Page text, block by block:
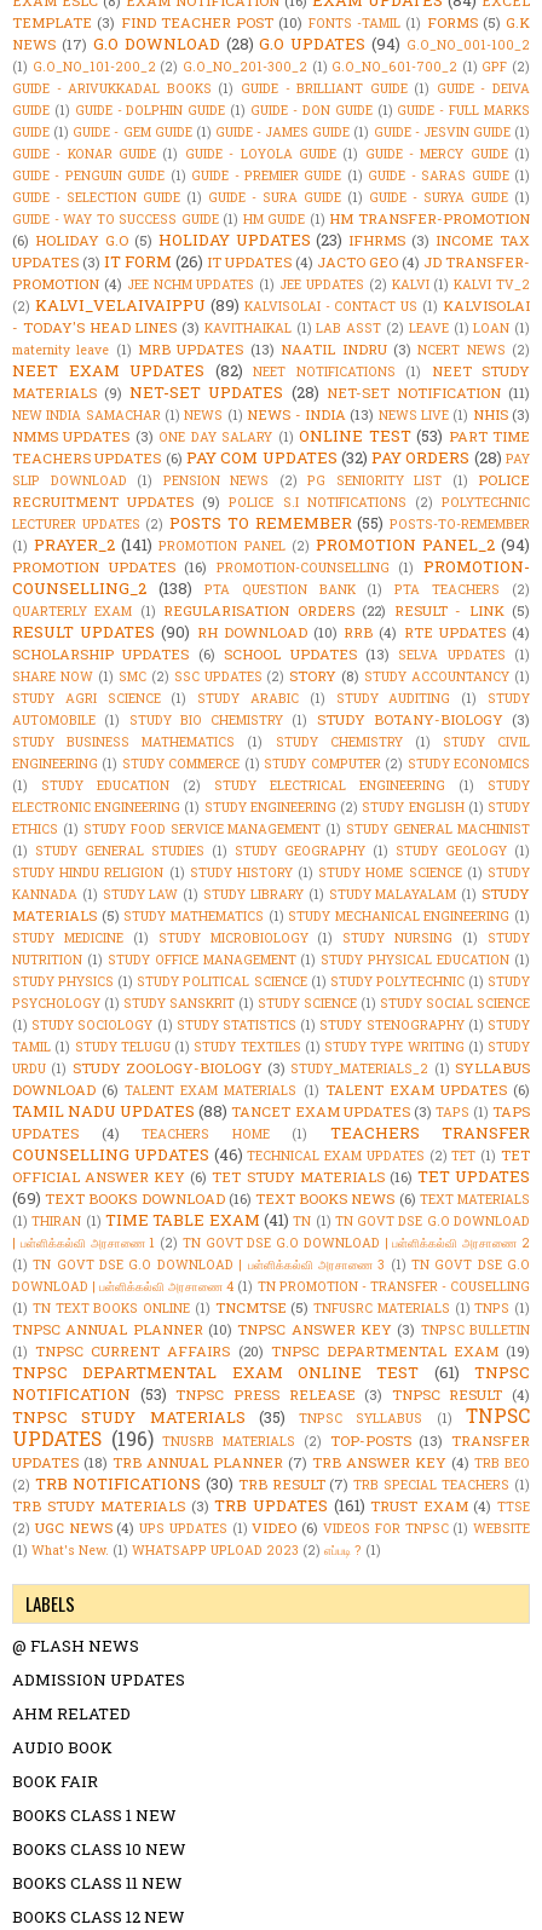
TEMPLATE (3) FIND TEACHER POST (10) FONTS -TAMIL (1) FORMS (5) G.K
NEWS (17) G.O DOWNLOAD (28) G.O UPDATES (94) G.O_NO_001-100_2
(1) G.O_NO_101-200_2 (2) G.O_NO_201-300_2 (1) G.O_NO_601-700_2 (1) GPF (2)
GUIDE - ARIVUKKADAL BOOKS (1) GUIDE - BRILLIANT GUIDE (1) GUIDE - DEIVA
GUIDE (1) GUIDE - DOLPHIN GUIDE (1) GUIDE - DON GUIDE (1) GUIDE - FULL MARKS
GUIDE (1) GUIDE - GEM GUIDE (1) GUIDE - JAMES GUIDE (1) GUIDE - JESVIN GUIDE (1)
GUIDE - KONAR GUIDE (1) GUIDE - LOYOLA GUIDE (1) GUIDE - MERCY GUIDE (1)
GUIDE - PENGUIN GUIDE (1) GUIDE - PREMIER GUIDE (1) GUIDE - SARAS GUIDE (1)
GUIDE - SELECTION GUIDE (1) GUIDE - SURA GUIDE (1) GUIDE - SURYA GUIDE (1)
GUIDE - WAY TO SUCCESS GUIDE (1) HM GUIDE (1) HM TRANSFER-PROMOTION
(6) HOLIDAY G.O (5) HOLIDAY UPDATES (23) IFHRMS (3) INCOME TAX
UPDATES (3) IT FORM (26) IT UPDATES (4) JACTO GEO (4) JD TRANSFER-
PROMOTION (4) JEE NCHM UPDATES (1) JEE UPDATES (2) KALVI (1) KALVI TV_2
(2) KALVI_VELAIVAIPPU (89) KALVISOLAI - CONTACT US (1) KALVISOLAI
- TODAY'S HEAD LINES (3) KAVITHAIKAL (1) LAB ASST (2) LEAVE (1) LOAN (1)
maternity leave (1) MRB UPDATES (13) NAATIL INDRU (3) NCERT NEWS (2)
NEET EXAM UPDATES (82) NEET NOTIFICATIONS (1)
NEET STUDY
MATERIALS (9) NET-SET UPDATES (28) NET-SET NOTIFICATION (11)
NEW INDIA SAMACHAR (1) NEWS (1) NEWS - INDIA (13) NEWS LIVE (1) NHIS (3)
NMMS UPDATES (3) ONE DAY SALARY (1) ONLINE TEST (53) PART TIME
TEACHERS UPDATES (6) PAY COM UPDATES (32) PAY ORDERS (28) PAY
SLIP DOWNLOAD
(1) PENSION NEWS (2) PG SENIORITY LIST (1)
POLICE
RECRUITMENT UPDATES (9) POLICE S.I NOTIFICATIONS (2) POLYTECHNIC
LECTURER UPDATES (2) POSTS TO REMEMBER (55) POSTS-TO-REMEMBER
(1) PRAYER_2 (141) PROMOTION PANEL (2) PROMOTION PANEL_2 (94)
PROMOTION UPDATES (16) PROMOTION-COUNSELLING (1)
PROMOTION-
COUNSELLING_2 (138) PTA QUESTION BANK (1) PTA TEACHERS
(2)
QUARTERLY EXAM (1) REGULARISATION ORDERS (22) RESULT - LINK (5)
RESULT UPDATES (90) RH DOWNLOAD (10) RRB (4) RTE UPDATES (4)
SCHOLARSHIP UPDATES (6) SCHOOL UPDATES (13) SELVA UPDATES
(1)
SHARE NOW (1) SMC (2) SSC UPDATES (2) STORY (8) STUDY ACCOUNTANCY (1)
STUDY AGRI SCIENCE
(1) STUDY ARABIC (1) STUDY AUDITING (1)
STUDY
AUTOMOBILE (1) STUDY BIO CHEMISTRY (1) STUDY BOTANY-BIOLOGY (3)
STUDY BUSINESS MATHEMATICS (1) STUDY CHEMISTRY (1)
STUDY CIVIL
ENGINEERING (1) STUDY COMMERCE (1) STUDY COMPUTER (2) STUDY ECONOMICS
(1)
STUDY EDUCATION (2) STUDY ELECTRICAL ENGINEERING (1)
STUDY
ELECTRONIC ENGINEERING (1) STUDY ENGINEERING (2) STUDY ENGLISH (1) STUDY
ETHICS (1) STUDY FOOD SERVICE MANAGEMENT (1) STUDY GENERAL MACHINIST
(1) STUDY GENERAL STUDIES (1) STUDY GEOGRAPHY (1) STUDY GEOLOGY (1)
STUDY HINDU RELIGION (1) STUDY HISTORY (1) STUDY HOME SCIENCE (1) STUDY
KANNADA (1) STUDY LAW (1) STUDY LIBRARY (1) STUDY MALAYALAM (1) STUDY
MATERIALS (5) STUDY MATHEMATICS (1) STUDY MECHANICAL ENGINEERING (1)
STUDY MEDICINE
(1) STUDY MICROBIOLOGY (1) STUDY NURSING (1)
STUDY
NUTRITION (1) STUDY OFFICE MANAGEMENT (1) STUDY PHYSICAL EDUCATION (1)
STUDY PHYSICS (1) STUDY POLITICAL SCIENCE (1) STUDY POLYTECHNIC (1) STUDY
PSYCHOLOGY (1) STUDY SANSKRIT (1) STUDY SCIENCE (1) STUDY SOCIAL SCIENCE
(1) STUDY SOCIOLOGY (1) STUDY STATISTICS (1) STUDY STENOGRAPHY (1) STUDY
TAMIL (1) STUDY TELUGU (1) STUDY TEXTILES (1) STUDY TYPE WRITING (1) STUDY
URDU (1) STUDY ZOOLOGY-BIOLOGY (3) STUDY_MATERIALS_2 (1) SYLLABUS
DOWNLOAD (6) TALENT EXAM MATERIALS (1) TALENT EXAM UPDATES (6)
TAMIL NADU UPDATES (88) TANCET EXAM UPDATES (3) TAPS (1) TAPS
UPDATES
(4) TEACHERS HOME (1)
TEACHERS TRANSFER
COUNSELLING UPDATES (46) TECHNICAL EXAM UPDATES (2) TET (1) TET
OFFICIAL ANSWER KEY (6) TET STUDY MATERIALS (16) TET UPDATES
(69) TEXT BOOKS DOWNLOAD (16) TEXT BOOKS NEWS (6) TEXT MATERIALS
(1) THIRAN (1) TIME TABLE EXAM (41) TN (1) TN GOVT DSE G.O DOWNLOAD
| பள்ளிக்கல்வி அரசாணை 1 (2) TN GOVT DSE G.O DOWNLOAD | பள்ளிக்கல்வி அரசாணை 2
(1) TN GOVT DSE G.O DOWNLOAD | பள்ளிக்கல்வி அரசாணை 3 (1) TN GOVT DSE G.O
DOWNLOAD | பள்ளிக்கல்வி அரசாணை 4 (1) TN PROMOTION - TRANSFER - COUSELLING
(1) TN TEXT BOOKS ONLINE (1) TNCMTSE (5) TNFUSRC MATERIALS (1) TNPS (1)
TNPSC ANNUAL PLANNER (10) TNPSC ANSWER KEY (3) TNPSC BULLETIN
(1) TNPSC CURRENT AFFAIRS (20) TNPSC DEPARTMENTAL EXAM (19)
TNPSC DEPARTMENTAL EXAM ONLINE TEST (61)
TNPSC
NOTIFICATION (53) TNPSC PRESS RELEASE (3) TNPSC RESULT (4)
TNPSC STUDY MATERIALS (35) TNPSC SYLLABUS (1)
TNPSC
UPDATES (196) TNUSRB MATERIALS (2) TOP-POSTS (13) TRANSFER
UPDATES (18) TRB ANNUAL PLANNER (7) TRB ANSWER KEY (4) TRB BEO
(2) TRB NOTIFICATIONS (30) TRB RESULT (7) TRB SPECIAL TEACHERS (1)
TRB STUDY MATERIALS (3) TRB UPDATES (161) TRUST EXAM (4) TTSE
(2) UGC NEWS (4) UPS UPDATES (1) VIDEO (6) VIDEOS FOR TNPSC (1) WEBSITE
(1) What's New. (1) WHATSAPP UPLOAD 2023 (2) எப்படி ? (1)
LABELS
@ FLASH NEWS
ADMISSION UPDATES
AHM RELATED
AUDIO BOOK
BOOK FAIR
BOOKS CLASS 1 NEW
BOOKS CLASS 10 NEW
BOOKS CLASS 11 NEW
BOOKS CLASS 12 NEW